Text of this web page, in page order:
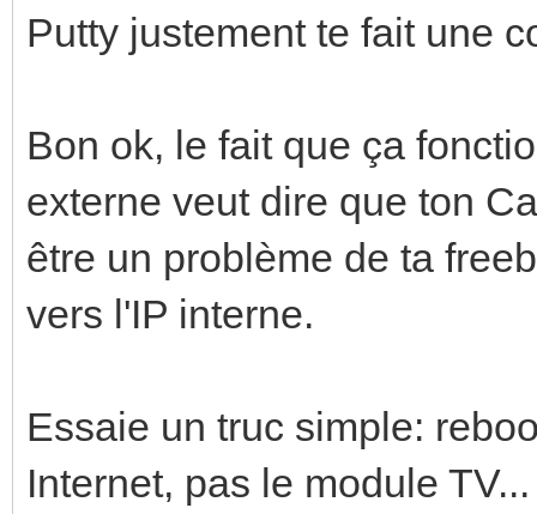
Putty justement te fait une
Bon ok, le fait que ça
externe veut dire que ton
être un problème de ta
vers l'IP interne.
Essaie un truc simple:
Internet, pas le module